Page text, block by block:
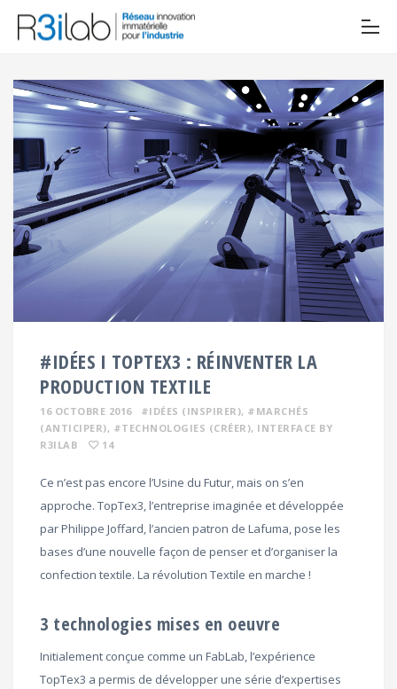
#IDÉES I TOPTEX3 : RÉINVENTER LA
PRODUCTION TEXTILE
16 OCTOBRE 2016 #IDÉES (INSPIRER), #MARCHÉS
(ANTICIPER), #TECHNOLOGIES (CRÉER), INTERFACE BY
R3ILAB
14
Ce n’est pas encore l’Usine du Futur, mais on s’en
approche. TopTex3, l’entreprise imaginée et développée
par Philippe Joffard, l’ancien patron de Lafuma, pose les
bases d’une nouvelle façon de penser et d’organiser la
confection textile. La révolution Textile en marche !
3 technologies mises en oeuvre
Initialement conçue comme un FabLab, l’expérience
TopTex3 a permis de développer une série d’expertises